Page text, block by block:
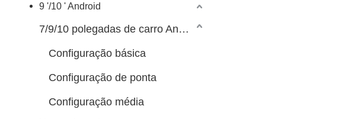
9 '/10 ' Android
7/9/10 polegadas de carro Android Player
Configuração básica
Configuração de ponta
Configuração média